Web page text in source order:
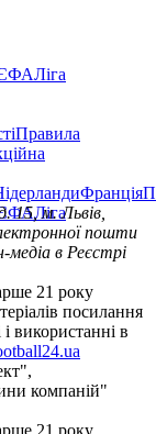
Ліга
Правила
Франція
Ліга
15, м. Львів,
пошти
медіа в Реєстрі
21 року
посилання
використанні в
компаній"